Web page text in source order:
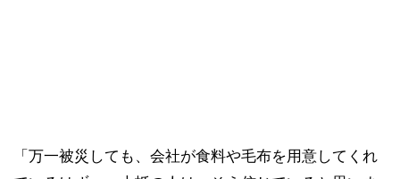
「万一被災しても、会社が食料や毛布を用意してくれ